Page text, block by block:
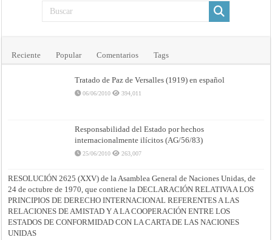
Reciente Popular Comentarios Tags
Tratado de Paz de Versalles (1919) en español
06/06/2010 394,011
Responsabilidad del Estado por hechos
internacionalmente ilícitos (AG/56/83)
25/06/2010 263,007
RESOLUCIÓN 2625 (XXV) de la Asamblea General de Naciones Unidas, de
24 de octubre de 1970, que contiene la DECLARACIÓN RELATIVA A LOS
PRINCIPIOS DE DERECHO INTERNACIONAL REFERENTES A LAS
RELACIONES DE AMISTAD Y A LA COOPERACIÓN ENTRE LOS
ESTADOS DE CONFORMIDAD CON LA CARTA DE LAS NACIONES
UNIDAS